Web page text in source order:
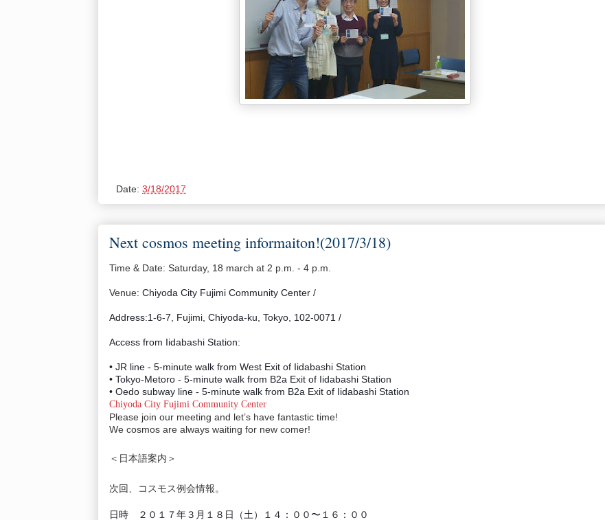
Date: 3/18/2017
Next cosmos meeting informaiton!(2017/3/18)
Time & Date: Saturday, 18 march at 2 p.m. - 4 p.m.
Venue: Chiyoda City Fujimi Community Center /
Address:1-6-7, Fujimi, Chiyoda-ku, Tokyo, 102-0071 /
Access from Iidabashi Station:
• JR line - 5-minute walk from West Exit of Iidabashi Station
• Tokyo-Metoro - 5-minute walk from B2a Exit of Iidabashi Station
• Oedo subway line - 5-minute walk from B2a Exit of Iidabashi Station
Chiyoda City Fujimi Community Center
Please join our meeting and let’s have fantastic time!
We cosmos are always waiting for new comer!
＜日本語案内＞
次回、コスモス例会情報。
日時 ２０１７年３月１８日（土）１４：００〜１６：００